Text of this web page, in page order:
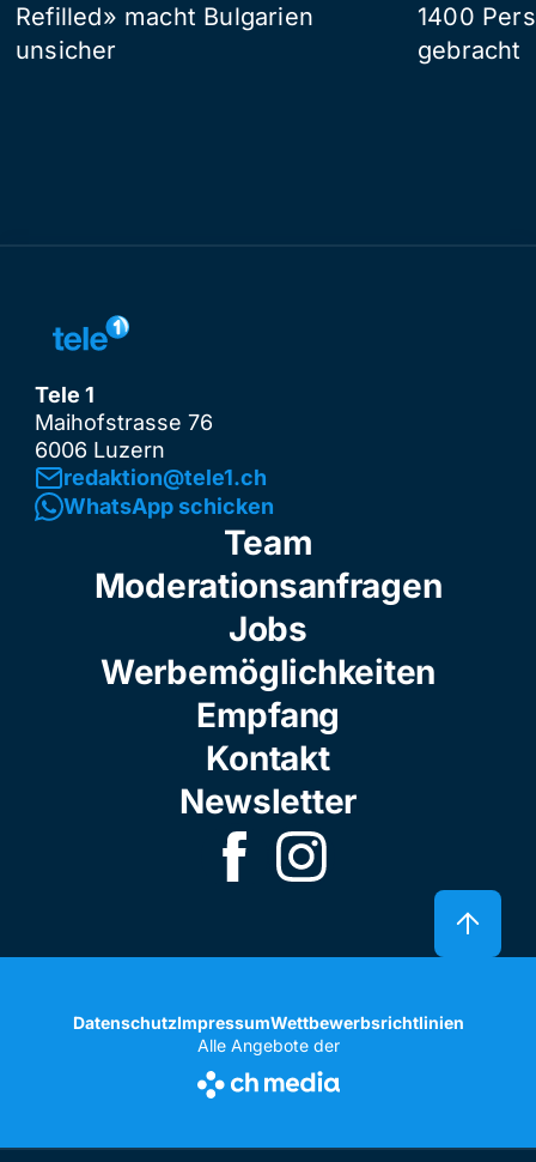
Refilled» macht Bulgarien
unsicher
1400
gebracht
Tele 1
Maihofstrasse 76
6006 Luzern
redaktion@tele1.ch
WhatsApp schicken
Team
Moderationsanfragen
Jobs
Werbemöglichkeiten
Empfang
Kontakt
Newsletter
DatenschutzImpressumWettbewerbsrichtlinien
Alle Angebote der